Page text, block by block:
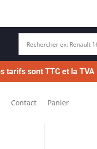
tarifs sont TTC et la
Contact Panier